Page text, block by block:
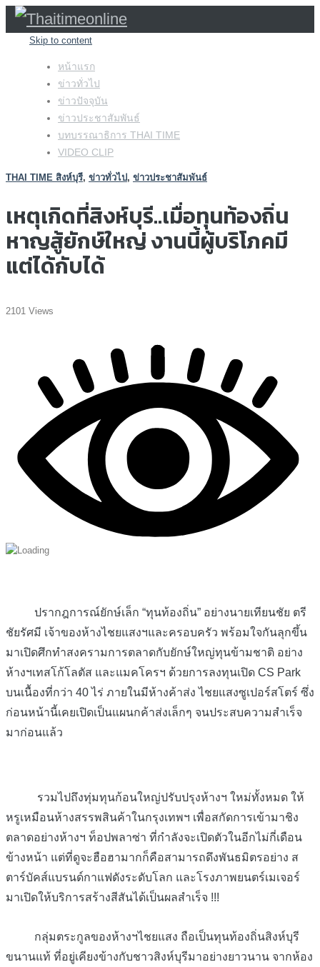
Skip to content
หน้าแรก
ข่าวทั่วไป
ข่าวปัจจุบัน
ข่าวประชาสัมพันธ์
บทบรรณาธิการ THAI TIME
VIDEO CLIP
THAI TIME สิงห์บุรี, ข่าวทั่วไป, ข่าวประชาสัมพันธ์
เหตุเกิดที่สิงห์บุรี..เมื่อทุนท้องถิ่น
หาญสู้ยักษ์ใหญ่ งานนี้ผู้บริโภคมี
แต่ได้กับได้
2101 Views
ปรากฎการณ์ยักษ์เล็ก “ทุนท้องถิ่น” อย่างนายเทียนชัย ตรี
ชัยรัศมี เจ้าของห้างไชยแสงฯและครอบครัว พร้อมใจกันลุกขึ้น
มาเปิดศึกทำสงครามการตลาดกับยักษ์ใหญ่ทุนข้ามชาติ อย่าง
ห้างฯเทสโก้โลตัส และแมคโครฯ ด้วยการลงทุนเปิด CS Park
บนเนื้องที่กว่า 40 ไร่ ภายในมีห้างค้าส่ง ไชยแสงซูเปอร์สโตร์ ซึ่ง
ก่อนหน้านี้เคยเปิดเป็นแผนกค้าส่งเล็กๆ จนประสบความสำเร็จ
มาก่อนแล้ว
รวมไปถึงทุ่มทุนก้อนใหญ่ปรับปรุงห้างฯ ใหม่ทั้งหมด ให้
หรูเหมือนห้างสรรพสินค้าในกรุงเทพฯ เพื่อสกัดการเข้ามาชิง
ตลาดอย่างห้างฯ ท็อปพลาซ่า ที่กำลังจะเปิดตัวในอีกไม่กี่เดือน
ข้างหน้า แต่ที่ดูจะฮือฮามากก็คือสามารถดึงพันธมิตรอย่าง ส
ตาร์บัคส์แบรนด์กาแฟดังระดับโลก และโรงภาพยนตร์เมเจอร์
มาเปิดให้บริการสร้างสีสันได้เป็นผลสำเร็จ !!!
กลุ่มตระกูลของห้างฯไชยแสง ถือเป็นทุนท้องถิ่นสิงห์บุรี
ขนานแท้ ที่อยู่เคียงข้างกับชาวสิงห์บุรีมาอย่างยาวนาน จากห้อง